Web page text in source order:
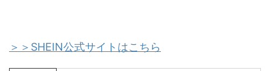
＞＞SHEIN公式サイトはこちら